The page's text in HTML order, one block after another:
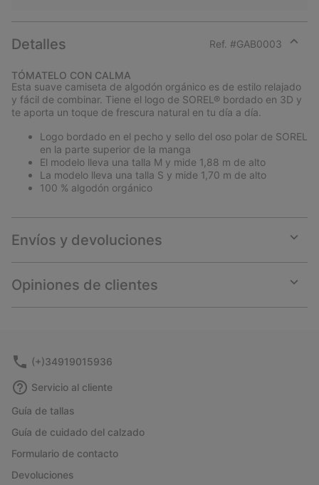
Detalles Ref. #GAB0003
section
TÓMATELO CON CALMA
Esta suave camiseta de algodón orgánico es de estilo relajado
y fácil de combinar. Tiene el logo de SOREL® bordado en 3D y
te aporta un toque de frescura natural en tu día a día.
Logo bordado en el pecho y sello del oso polar de SOREL
en la parte superior de la manga
El modelo lleva una talla M y mide 1,88 m de alto
La modelo lleva una talla S y mide 1,70 m de alto
100 % algodón orgánico
Envíos y devoluciones
or
Opiniones de clientes
or
(+)34919015936
Servicio al cliente
Guía de tallas
Guía de cuidado del calzado
Formulario de contacto
Devoluciones